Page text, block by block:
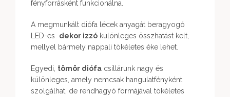
fényforrásként funkcionálna.
A megmunkált diófa lécek anyagát beragyogó
LED-es dekor izzó különleges összhatást kelt,
mellyel bármely nappali tökéletes éke lehet.
Egyedi, tömör diófa csillárunk nagy és
különleges, amely nemcsak hangulatfényként
szolgálhat, de rendhagyó formájával tökéletes